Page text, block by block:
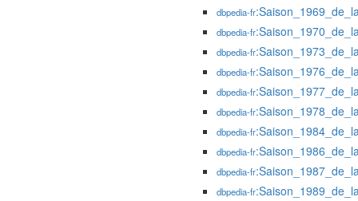
dbpedia-fr
dbpedia-fr
dbpedia-fr
dbpedia-fr
dbpedia-fr
dbpedia-fr
dbpedia-fr
dbpedia-fr
dbpedia-fr
dbpedia-fr